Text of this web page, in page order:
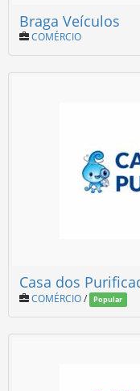
Braga Veículos
COMÉRCIO
Casa dos
COMÉRCIO/ Popular